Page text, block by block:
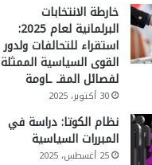
خارطة الانتخابات
البرلمانية لعام 2025:
استقراء للتحالفات ولدور
القوى السياسية الممثلة
لفصائل المقـ ـاومة
30 أكتوبر، 2025
نظام الكوتا: دراسة في
المبررات السياسية
25 أغسطس، 2025